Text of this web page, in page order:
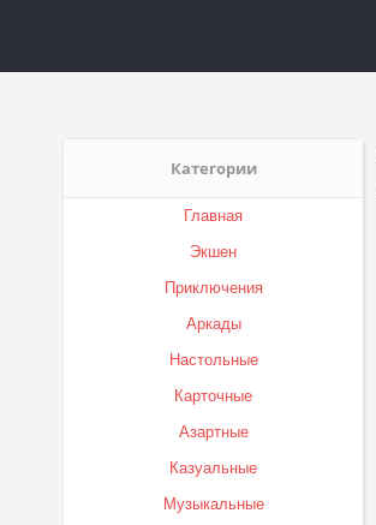
Категории
Главная
Экшен
Приключения
Аркады
Настольные
Карточные
Азартные
Казуальные
Музыкальные